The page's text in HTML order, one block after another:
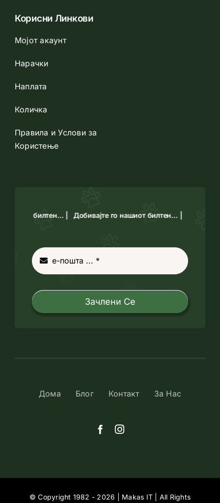
Корисни Линкови
Мојот акаунт
Нарачки
Наплата
Количка
Правила и Услови за
Користење
нашиот билтен… | Добивајте го нашиот билтен… |
Зачлени Се
Дома Блог Контакт За Нас
© Copyright 1982 - 2026 | Makas IT | All Rights